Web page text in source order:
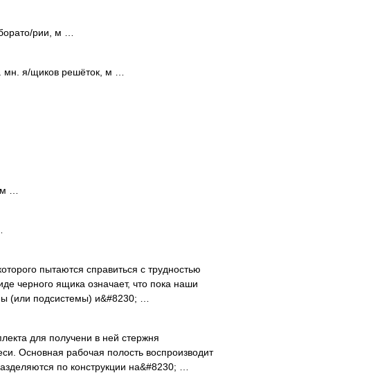
рии, м …
я/щиков решёток, м …
…
пытаются справиться с трудностью
черного ящика означает, что пока наши
(или подсистемы) и&#8230; …
для получени в ней стержня
Основная рабочая полость воспроизводит
по конструкции на&#8230; …